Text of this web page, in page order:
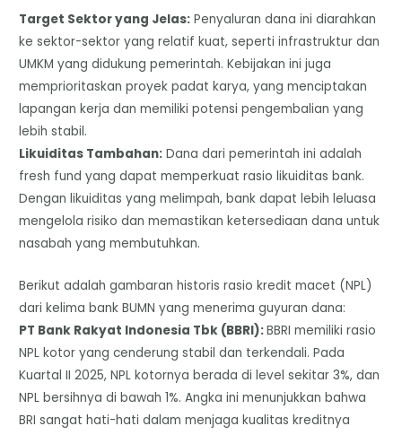
​Target Sektor yang Jelas: Penyaluran dana ini diarahkan
ke sektor-sektor yang relatif kuat, seperti infrastruktur dan
UMKM yang didukung pemerintah. Kebijakan ini juga
memprioritaskan proyek padat karya, yang menciptakan
lapangan kerja dan memiliki potensi pengembalian yang
lebih stabil.
​Likuiditas Tambahan: Dana dari pemerintah ini adalah
fresh fund yang dapat memperkuat rasio likuiditas bank.
Dengan likuiditas yang melimpah, bank dapat lebih leluasa
mengelola risiko dan memastikan ketersediaan dana untuk
nasabah yang membutuhkan.
Berikut adalah gambaran historis rasio kredit macet (NPL)
dari kelima bank BUMN yang menerima guyuran dana:
​PT Bank Rakyat Indonesia Tbk (BBRI):BBRI memiliki rasio
NPL kotor yang cenderung stabil dan terkendali. Pada
Kuartal II 2025, NPL kotornya berada di level sekitar 3%, dan
NPL bersihnya di bawah 1%. Angka ini menunjukkan bahwa
BRI sangat hati-hati dalam menjaga kualitas kreditnya